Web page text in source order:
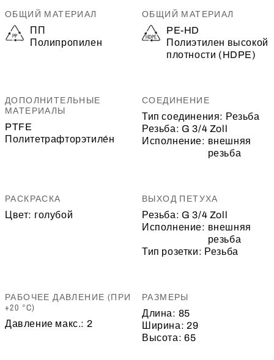
ОБЩИЙ МАТЕРИАЛ
ПП
Полипропилен
ОБЩИЙ МАТЕРИАЛ
PE-HD
Полиэтилен высокой
плотности (HDPE)
ДОПОЛНИТЕЛЬНЫЕ
МАТЕРИАЛЫ
PTFE
Политетрафторэтиле́н
СОЕДИНЕНИЕ
Тип соединения: Резьба
Резьба: G 3/4 Zoll
Исполнение: внешняя
резьба
РАСКРАСКА
Цвет: голубой
ВЫХОД ПЕТУХА
Резьба: G 3/4 Zoll
Исполнение: внешняя
резьба
Тип розетки: Резьба
РАБОЧЕЕ ДАВЛЕНИЕ (ПРИ
+20 °C)
Давление макс.: 2
РАЗМЕРЫ
Длина: 85
Ширина: 29
Высота: 65